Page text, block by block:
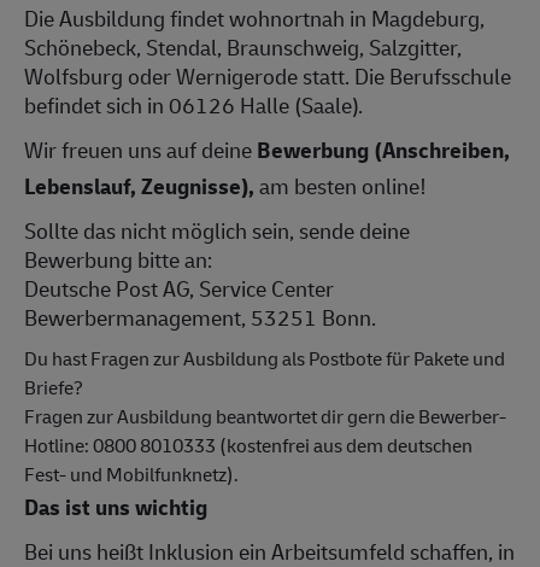
Die Ausbildung findet wohnortnah in Magdeburg,
Schönebeck, Stendal, Braunschweig, Salzgitter,
Wolfsburg oder Wernigerode statt. Die Berufsschule
befindet sich in 06126 Halle (Saale).
Wir freuen uns auf deineBewerbung (Anschreiben,
Lebenslauf, Zeugnisse),am besten online!
Sollte das nicht möglich sein, sende deine
Bewerbung bitte an:
Deutsche Post AG, Service Center
Bewerbermanagement, 53251 Bonn.
Du hast Fragen zur Ausbildung als Postbote für Pakete und
Briefe?
Fragen zur Ausbildung beantwortet dir gern die Bewerber-
Hotline: 0800 8010333 (kostenfrei aus dem deutschen
Fest- und Mobilfunknetz).
Das ist uns wichtig
Bei uns heißt Inklusion ein Arbeitsumfeld schaffen, in